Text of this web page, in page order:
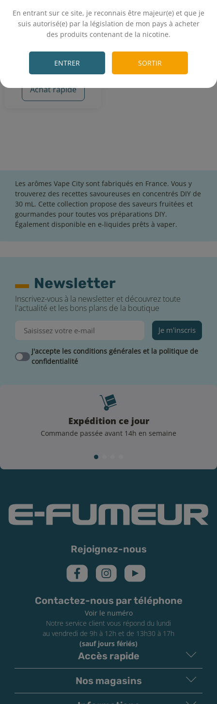
En entrant sur ce site, je reconnais être majeur(e) et que je
suis autorisé(e) par la législation de mon pays à acheter
des produits contenant de la nicotine.
ENTRER SORTIR
mL - Vape City
Pastèque - Fruits Rouges - Kiwi
- Frais
Achat rapide
Les arômes Vape City sont fabriqués en France. Vous y
trouverez des recettes savoureuses en concentrés DIY de
30 mL. Cette collection propose des saveurs fruitées et
gourmandes pour toutes vos préparations DIY.
Également disponible en e-liquides prêts à vaper.
Newsletter
Inscrivez-vous à la newsletter et découvrez toute
l'actualité et les bons plans de la boutique
Je m'inscris
J'accepte les conditions générales et la politique de
confidentialité
Expédition ce jour
Commande passée avant 14h en semaine
Rejoignez-nous
Contactez-nous par téléphone
Voir le numéro
Notre service client vous répond du lundi
au vendredi de 9h à 12h et de 13h30 à 17h
(sauf jours fériés)
Accès rapide
Nos magasins